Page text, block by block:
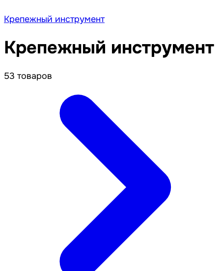
Крепежный инструмент
Крепежный инструмент
53 товаров